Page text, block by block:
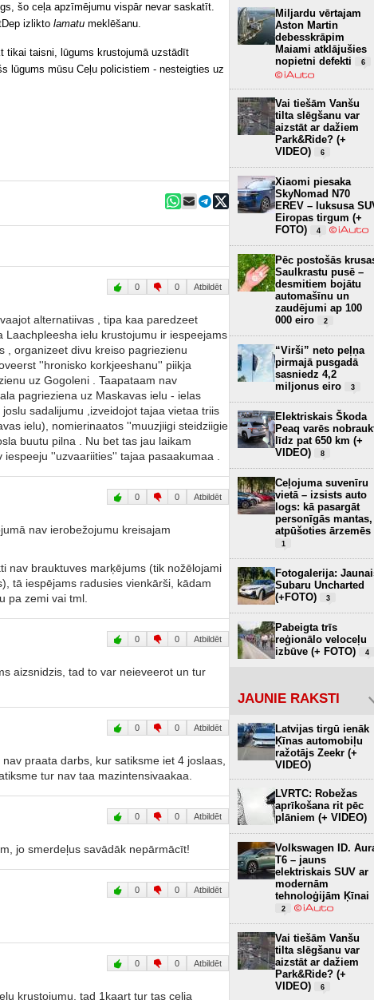
šo ceļa apzīmējumu vispār nevar saskatīt.
izlikto lamatu meklēšanu.
tikai taisni, lūgums krustojumā uzstādīt
lūgums mūsu Ceļu policistiem - nesteigties uz
0 0 Atbildēt
alternatiivas , tipa kaa paredzeet
Laachpleesha ielu krustojumu ir iespeejams
, organizeet divu kreiso pagriezienu
''hronisko korkjeeshanu'' piikja
uz Gogoleni . Taapataam nav
pagrieziena uz Maskavas ielu - ielas
sadalijumu ,izveidojot tajaa vietaa triis
ielu), nomierinaatos ''muuzjiigi steidziigie
buutu pilna . Nu bet tas jau laikam
''uzvaariities'' tajaa pasaakumaa .
0 0 Atbildēt
nav ierobežojumu kreisajam
nav brauktuves marķējums (tik nožēlojami
tā iespējams radusies vienkārši, kādam
pa zemi vai tml.
0 0 Atbildēt
aizsnidzis, tad to var neieveerot un tur
0 0 Atbildēt
praata darbs, kur satiksme iet 4 joslaas,
tur nav taa mazintensivaakaa.
0 0 Atbildēt
jo smerdeļus savādāk nepārmācīt!
0 0 Atbildēt
0 0 Atbildēt
krustojumu, tad 1kaart tur tas celja
Miljardu vērtajam
Aston Martin
debesskrāpim
Maiami atklājušies
nopietni defekti
6
Vai tiešām Vanšu
tilta slēgšanu var
aizstāt ar dažiem
Park&Ride? (+
VIDEO)
6
Xiaomi piesaka
SkyNomad N70
EREV – luksusa
Eiropas tirgum (+
FOTO)
4
Pēc postošās
Saulkrastu pusē –
desmitiem bojātu
automašīnu un
zaudējumi ap 100
000 eiro
2
“Virši” neto peļņa
pirmajā pusgadā
sasniedz 4,2
miljonus eiro
3
Elektriskais Škoda
Peaq varēs
līdz pat 650 km (+
VIDEO)
8
Ceļojuma suvenīru
vietā – izsists auto
logs: kā pasargāt
personīgās mantas,
atpūšoties ārzemēs
1
Fotogalerija:
Subaru Uncharted
(+FOTO)
3
Pabeigta trīs
reģionālo veloceļu
izbūve (+ FOTO)
4
JAUNIE RAKSTI
Latvijas tirgū ienāk
Ķīnas automobiļu
ražotājs Zeekr (+
VIDEO)
LVRTC: Robežas
aprīkošana rit pēc
plāniem (+ VIDEO)
Volkswagen ID.
T6 – jauns
elektriskais SUV ar
modernām
tehnoloģijām Ķīnai
2
Vai tiešām Vanšu
tilta slēgšanu var
aizstāt ar dažiem
Park&Ride? (+
VIDEO)
6